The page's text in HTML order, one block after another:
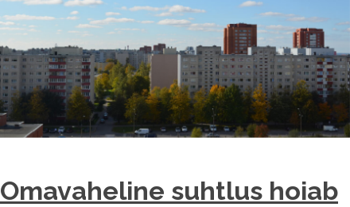
Omavaheline suhtlus hoiab